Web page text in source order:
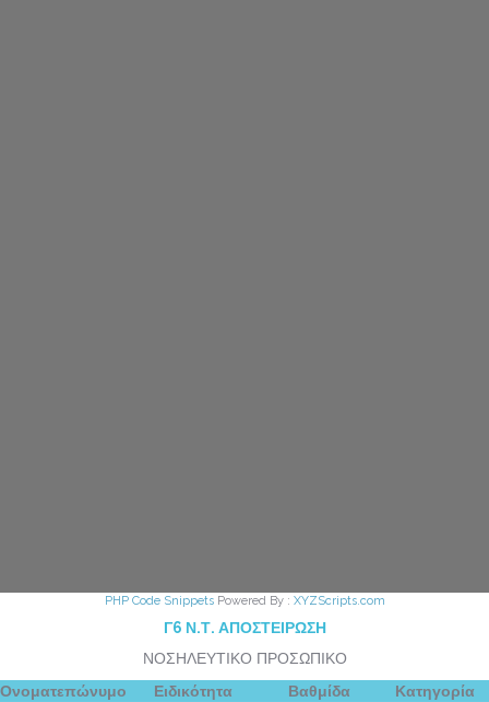
PHP Code SnippetsPowered By : XYZScripts.com
Γ6 Ν.Τ. ΑΠΟΣΤΕΙΡΩΣΗ
ΝΟΣΗΛΕΥΤΙΚΟ ΠΡΟΣΩΠΙΚΟ
Ονοματεπώνυμο
Ειδικότητα Βαθμίδα
Κατηγορία